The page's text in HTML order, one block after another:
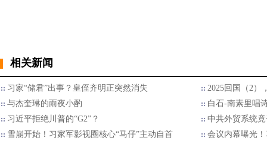
相关新闻
习家“储君”出事？皇侄齐明正突然消失
2025回国（2）
与杰奎琳的雨夜小酌
白石-南素里唱
习近平拒绝川普的“G2”？
中共外贸系统
雪崩开始！习家军影视圈核心“马仔”主动自首
会议内幕曝光